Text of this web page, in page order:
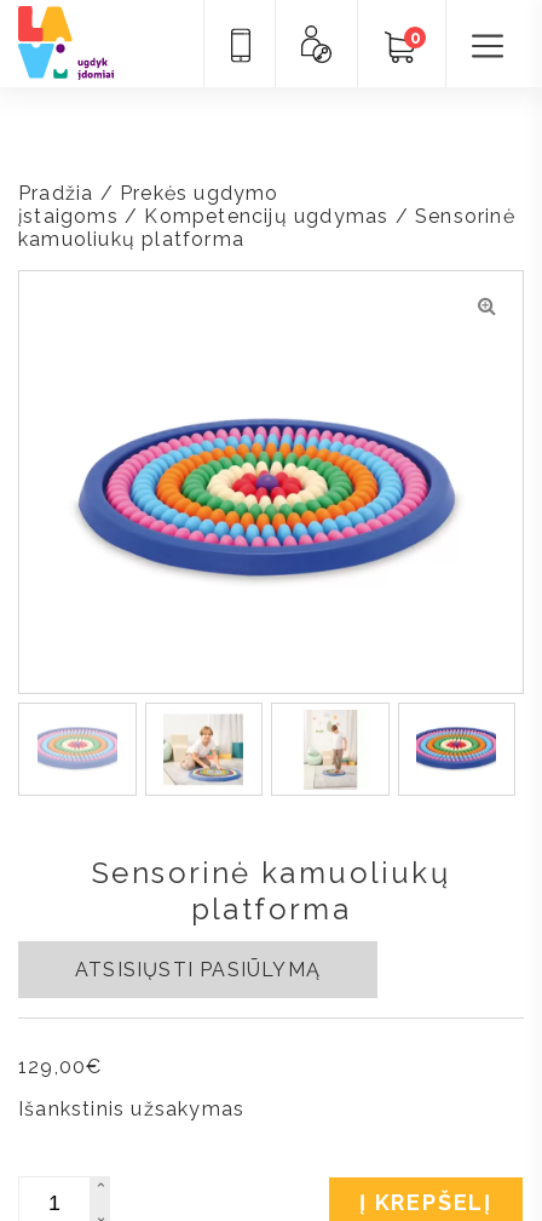
0
Pradžia / Prekės ugdymo
įstaigoms / Kompetencijų ugdymas / Sensorinė
kamuoliukų platforma
Sensorinė kamuoliukų
platforma
ATSISIŲSTI PASIŪLYMĄ
129,00€
Išankstinis užsakymas
Į KREPŠELĮ